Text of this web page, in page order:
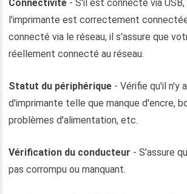
Connectivité - S'il est connecté via USB,
l'imprimante est correctement
connecté via le réseau, il s'assure que
réellement connecté au réseau.
Statut du périphérique - Vérifie qu'il n'y
d'imprimante telle que manque d'encre,
problèmes d'alimentation, etc.
Vérification du conducteur - S'assure
pas corrompu ou manquant.